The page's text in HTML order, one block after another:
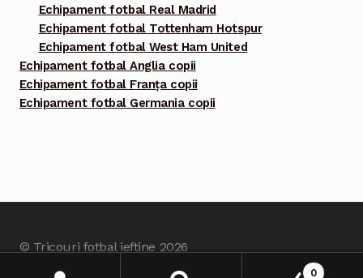
Echipament fotbal Real Madrid
Echipament fotbal Tottenham Hotspur
Echipament fotbal West Ham United
Echipament fotbal Anglia copii
Echipament fotbal Franța copii
Echipament fotbal Germania copii
© Tricouri fotbal ieftine 2026
0